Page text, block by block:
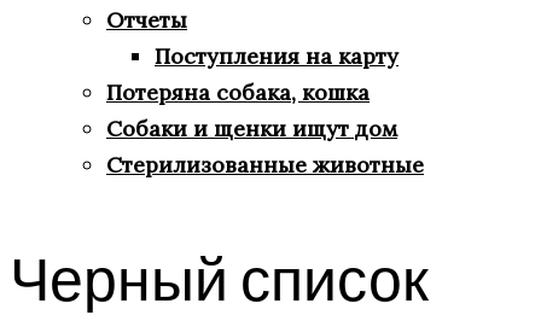
Отчеты
Поступления на карту
Потеряна собака, кошка
Собаки и щенки ищут дом
Стерилизованные животные
Черный список